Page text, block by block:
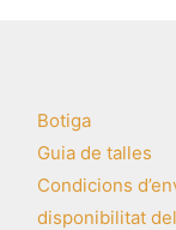
Botiga
Guia de talles
Condicions
disponibilitat